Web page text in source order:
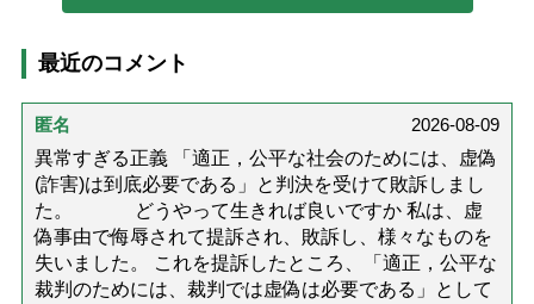
最近のコメント
匿名
2026-08-09
異常すぎる正義 「適正，公平な社会のためには、虚偽
(詐害)は到底必要である」と判決を受けて敗訴しまし
た。 どうやって生きれば良いですか 私は、虚
偽事由で侮辱されて提訴され、敗訴し、様々なものを
失いました。 これを提訴したところ、「適正，公平な
裁判のためには、裁判では虚偽は必要である」として